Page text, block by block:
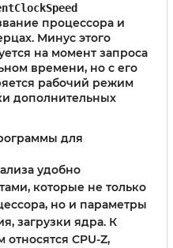
процессора и
Минус этого
на момент запроса
времени, но с его
рабочий режим
дополнительных
для
удобно
которые не только
но и параметры
загрузки ядра. К
CPU-Z,